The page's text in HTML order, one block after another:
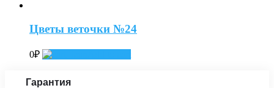
Цветы веточки №24
0₽
Гарантия